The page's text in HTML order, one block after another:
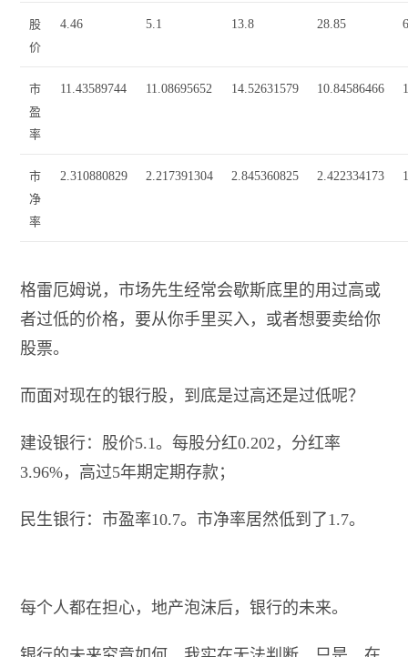
股
价
4.46 5.1 13.8 28.85
市
盈
率
11.43589744 11.08695652 14.52631579 10.84586466
市
净
率
2.310880829 2.217391304 2.845360825 2.422334173
格雷厄姆说，市场先生经常会歇斯底里的用过高或
者过低的价格，要从你手里买入，或者想要卖给你
股票。
而面对现在的银行股，到底是过高还是过低呢？
建设银行：股价5.1。每股分红0.202，分红率
3.96%，高过5年期定期存款；
民生银行：市盈率10.7。市净率居然低到了1.7。
每个人都在担心，地产泡沫后，银行的未来。